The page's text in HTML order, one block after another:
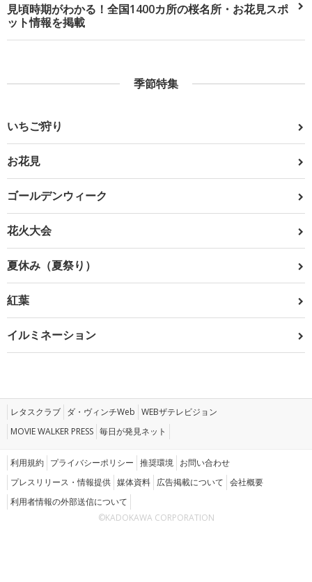
見頃時期がわかる！全国1400カ所の桜名所・お花見スポ
ット情報を掲載
季節特集
いちご狩り
お花見
ゴールデンウィーク
花火大会
夏休み（夏祭り）
紅葉
イルミネーション
レタスクラブ ダ・ヴィンチWeb WEBザテレビジョン
MOVIE WALKER PRESS 毎日が発見ネット
利用規約 プライバシーポリシー 推奨環境 お問い合わせ
プレスリリース・情報提供 媒体資料 広告掲載について 会社概要
利用者情報の外部送信について
©KADOKAWA CORPORATION